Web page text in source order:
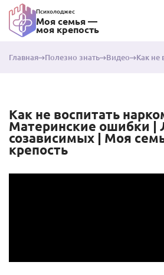
Психолоджес
Моя семья —
моя крепость
Главная Полезно знать Видео Как не
Как не воспитать
Материнские ошибки |
созависимых | Моя
крепость